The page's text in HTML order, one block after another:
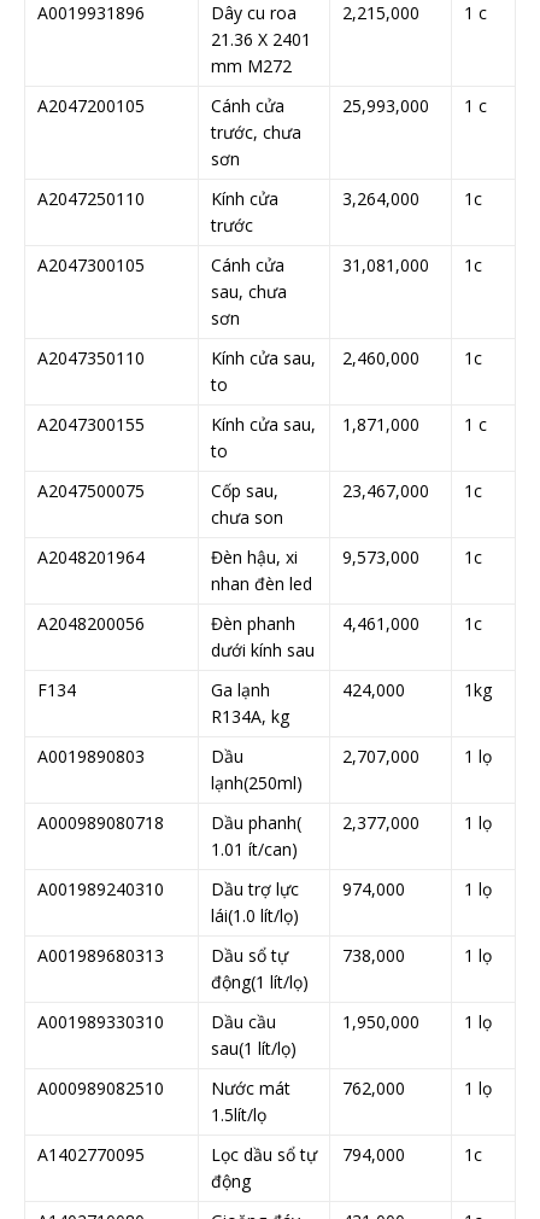
A0019931896
Dây cu roa
21.36 X 2401
mm M272
2,215,000 1 c
A2047200105
Cánh cửa
trước, chưa
sơn
25,993,000 1 c
A2047250110
Kính cửa
trước
3,264,000 1c
A2047300105
Cánh cửa
sau, chưa
sơn
31,081,000 1c
A2047350110
Kính cửa sau,
to
2,460,000 1c
A2047300155
Kính cửa sau,
to
1,871,000 1 c
A2047500075
Cốp sau,
chưa son
23,467,000 1c
A2048201964
Đèn hậu, xi
nhan đèn led
9,573,000 1c
A2048200056
Đèn phanh
dưới kính sau
4,461,000 1c
F134
Ga lạnh
R134A, kg
424,000 1kg
A0019890803
Dầu
lạnh(250ml)
2,707,000 1 lọ
A000989080718
Dầu phanh(
1.01 ít/can)
2,377,000 1 lọ
A001989240310
Dầu trợ lực
lái(1.0 lít/lọ)
974,000 1 lọ
A001989680313
Dầu sổ tự
động(1 lít/lọ)
738,000 1 lọ
A001989330310
Dầu cầu
sau(1 lít/lọ)
1,950,000 1 lọ
A000989082510
Nước mát
1.5lít/lọ
762,000 1 lọ
A1402770095
Lọc dầu sổ tự
động
794,000 1c